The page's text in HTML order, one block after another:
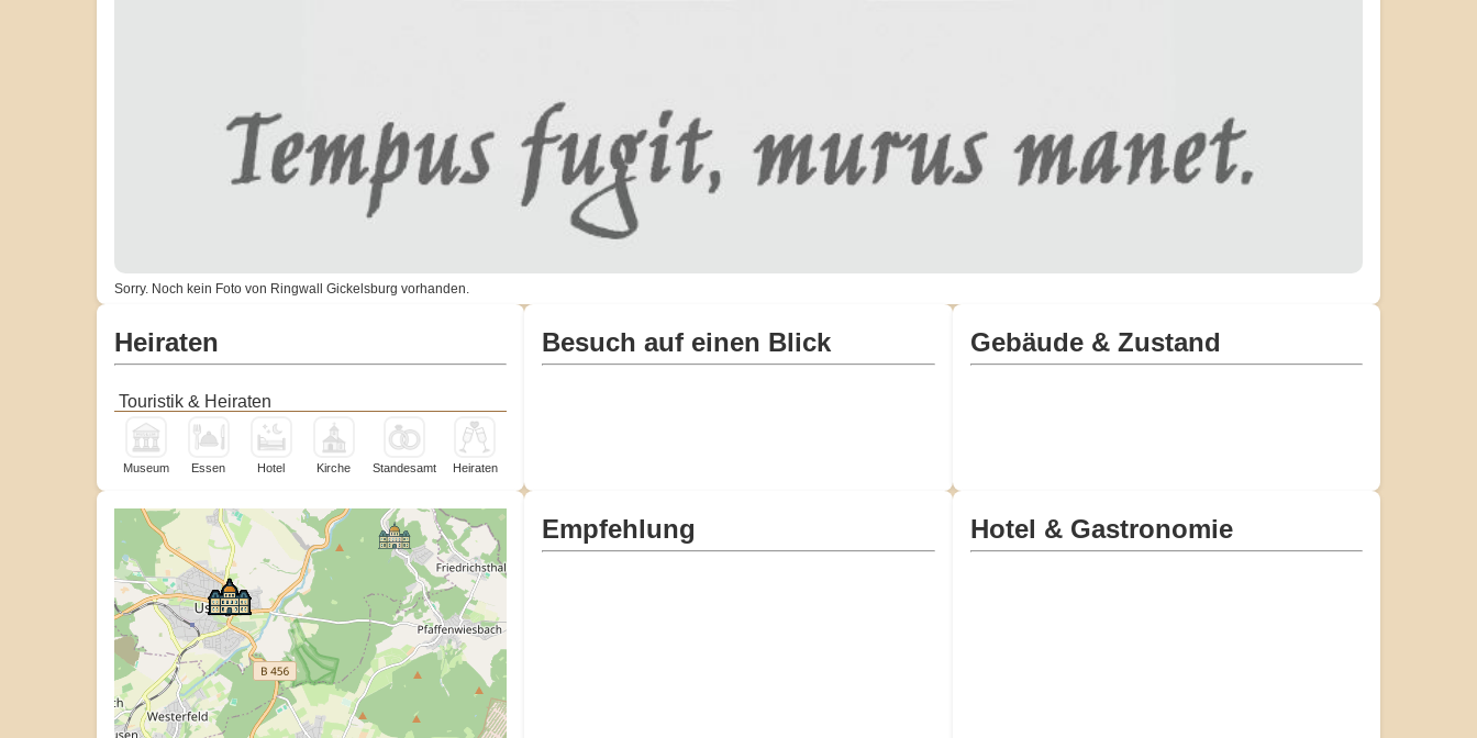
Sorry. Noch kein Foto von Ringwall Gickelsburg vorhanden.
Heiraten
Touristik & Heiraten
Museum Essen Hotel Kirche Standesamt Heiraten
Besuch auf einen Blick Gebäude & Zustand
Empfehlung Hotel & Gastronomie